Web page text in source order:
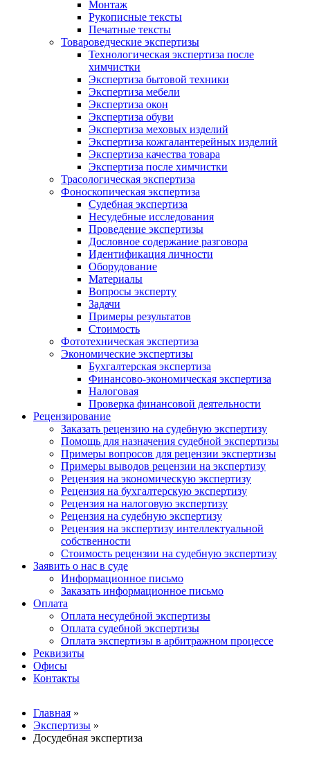
Монтаж
Рукописные тексты
Печатные тексты
Товароведческие экспертизы
Технологическая экспертиза после
химчистки
Экспертиза бытовой техники
Экспертиза мебели
Экспертиза окон
Экспертиза обуви
Экспертиза меховых изделий
Экспертиза кожгалантерейных изделий
Экспертиза качества товара
Экспертиза после химчистки
Трасологическая экспертиза
Фоноскопическая экспертиза
Судебная экспертиза
Несудебные исследования
Проведение экспертизы
Дословное содержание разговора
Идентификация личности
Оборудование
Материалы
Вопросы эксперту
Задачи
Примеры результатов
Стоимость
Фототехническая экспертиза
Экономические экспертизы
Бухгалтерская экспертиза
Финансово-экономическая экспертиза
Налоговая
Проверка финансовой деятельности
Рецензирование
Заказать рецензию на судебную экспертизу
Помощь для назначения судебной экспертизы
Примеры вопросов для рецензии экспертизы
Примеры выводов рецензии на экспертизу
Рецензия на экономическую экспертизу
Рецензия на бухгалтерскую экспертизу
Рецензия на налоговую экспертизу
Рецензия на судебную экспертизу
Рецензия на экспертизу интеллектуальной
собственности
Стоимость рецензии на судебную экспертизу
Заявить о нас в суде
Информационное письмо
Заказать информационное письмо
Оплата
Оплата несудебной экспертизы
Оплата судебной экспертизы
Оплата экспертизы в арбитражном процессе
Реквизиты
Офисы
Контакты
Вы здесьГлавная »
Экспертизы »
Досудебная экспертиза